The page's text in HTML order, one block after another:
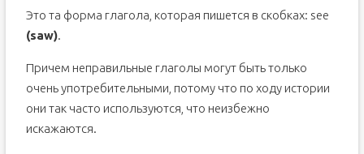
Это та форма глагола, которая пишется в скобках: see
(saw).
Причем неправильные глаголы могут быть только
очень употребительными, потому что по ходу истории
они так часто используются, что неизбежно
искажаются.